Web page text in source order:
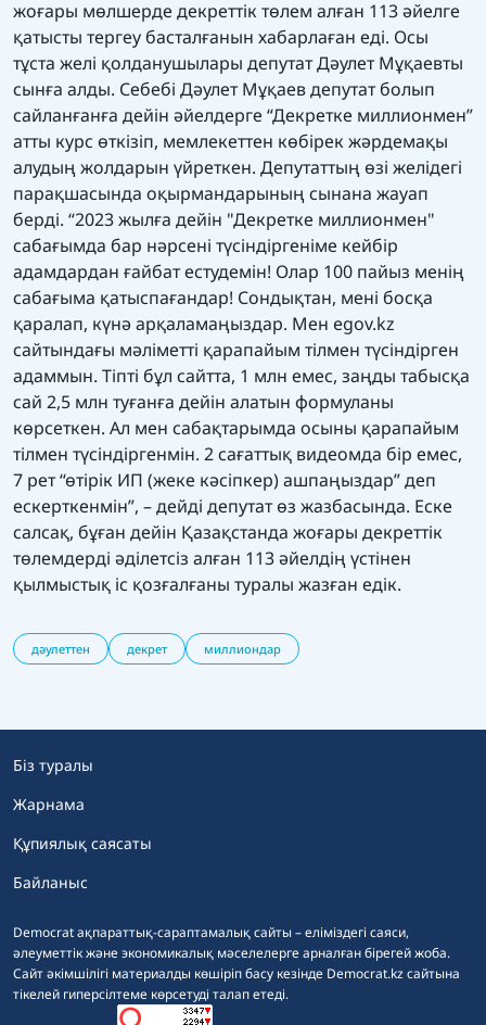
жоғары мөлшерде декреттік төлем алған 113 әйелге
қатысты тергеу басталғанын хабарлаған еді. Осы
тұста желі қолданушылары депутат Дәулет Мұқаевты
сынға алды. Себебі Дәулет Мұқаев депутат болып
сайланғанға дейін әйелдерге “Декретке миллионмен”
атты курс өткізіп, мемлекеттен көбірек жәрдемақы
алудың жолдарын үйреткен. Депутаттың өзі желідегі
парақшасында оқырмандарының сынана жауап
берді. “2023 жылға дейін "Декретке миллионмен"
сабағымда бар нәрсені түсіндіргеніме кейбір
адамдардан ғайбат естудемін! Олар 100 пайыз менің
сабағыма қатыспағандар! Сондықтан, мені босқа
қаралап, күнә арқаламаңыздар. Мен egov.kz
сайтындағы мәліметті қарапайым тілмен түсіндірген
адаммын. Тіпті бұл сайтта, 1 млн емес, заңды табысқа
сай 2,5 млн туғанға дейін алатын формуланы
көрсеткен. Ал мен сабақтарымда осыны қарапайым
тілмен түсіндіргенмін. 2 сағаттық видеомда бір емес,
7 рет “өтірік ИП (жеке кәсіпкер) ашпаңыздар” деп
ескерткенмін”, – дейді депутат өз жазбасында. Еске
салсақ, бұған дейін Қазақстанда жоғары декреттік
төлемдерді әділетсіз алған 113 әйелдің үстінен
қылмыстық іс қозғалғаны туралы жазған едік.
дәулеттен декрет миллиондар
Democrat ақпараттық-сараптамалық сайты – еліміздегі саяси,
әлеуметтік және экономикалық мәселелерге арналған бірегей жоба.
Сайт әкімшілігі материалды көшіріп басу кезінде Democrat.kz сайтына
тікелей гиперсілтеме көрсетуді талап етеді.
Біз туралы
Жарнама
Құпиялық саясаты
Байланыс